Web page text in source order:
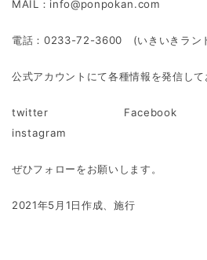
MAIL：info@ponpokan.com
電話：0233-72-3600 (いきいきラン
公式アカウントにて各種情報を発信して
twitter
instagram
ぜひフォローをお願いします。
2021年5月1日作成、施行